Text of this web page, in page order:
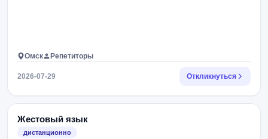
Омск Репетиторы
2026-07-29 Откликнуться
Жестовый язык
дистанционно